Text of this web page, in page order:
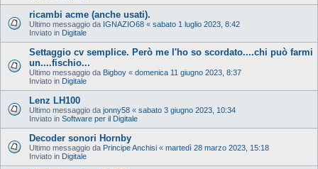
ricambi acme (anche usati).
Ultimo messaggio da IGNAZIO68 « sabato 1 luglio 2023, 8:42
Inviato in Digitale
Settaggio cv semplice. Però me l'ho so scordato....chi può farmi
un....fischio...
Ultimo messaggio da Bigboy « domenica 11 giugno 2023, 8:37
Inviato in Digitale
Lenz LH100
Ultimo messaggio da jonny58 « sabato 3 giugno 2023, 10:34
Inviato in Software per il Digitale
Decoder sonori Hornby
Ultimo messaggio da Principe Anchisi « martedì 28 marzo 2023, 15:18
Inviato in Digitale